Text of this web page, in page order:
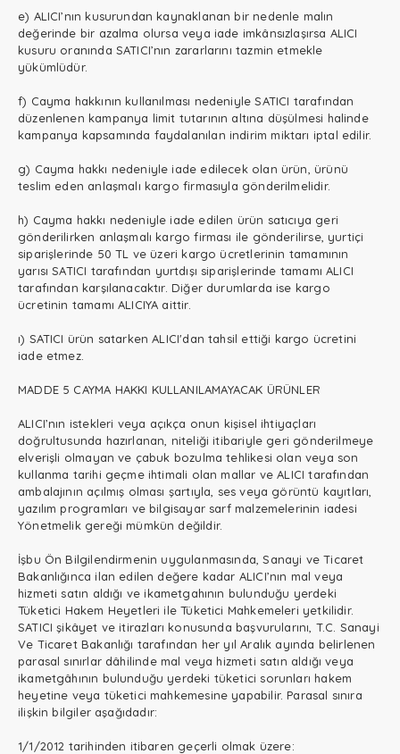
e) ALICI’nın kusurundan kaynaklanan bir nedenle malın
değerinde bir azalma olursa veya iade imkânsızlaşırsa ALICI
kusuru oranında SATICI’nın zararlarını tazmin etmekle
yükümlüdür.
f) Cayma hakkının kullanılması nedeniyle SATICI tarafından
düzenlenen kampanya limit tutarının altına düşülmesi halinde
kampanya kapsamında faydalanılan indirim miktarı iptal edilir.
g) Cayma hakkı nedeniyle iade edilecek olan ürün, ürünü
teslim eden anlaşmalı kargo firmasıyla gönderilmelidir.
h) Cayma hakkı nedeniyle iade edilen ürün satıcıya geri
gönderilirken anlaşmalı kargo firması ile gönderilirse, yurtiçi
siparişlerinde 50 TL ve üzeri kargo ücretlerinin tamamının
yarısı SATICI tarafından yurtdışı siparişlerinde tamamı ALICI
tarafından karşılanacaktır. Diğer durumlarda ise kargo
ücretinin tamamı ALICIYA aittir.
ı) SATICI ürün satarken ALICI'dan tahsil ettiği kargo ücretini
iade etmez.
MADDE 5 CAYMA HAKKI KULLANILAMAYACAK ÜRÜNLER
ALICI’nın istekleri veya açıkça onun kişisel ihtiyaçları
doğrultusunda hazırlanan, niteliği itibariyle geri gönderilmeye
elverişli olmayan ve çabuk bozulma tehlikesi olan veya son
kullanma tarihi geçme ihtimali olan mallar ve ALICI tarafından
ambalajının açılmış olması şartıyla, ses veya görüntü kayıtları,
yazılım programları ve bilgisayar sarf malzemelerinin iadesi
Yönetmelik gereği mümkün değildir.
İşbu Ön Bilgilendirmenin uygulanmasında, Sanayi ve Ticaret
Bakanlığınca ilan edilen değere kadar ALICI’nın mal veya
hizmeti satın aldığı ve ikametgahının bulunduğu yerdeki
Tüketici Hakem Heyetleri ile Tüketici Mahkemeleri yetkilidir.
SATICI şikâyet ve itirazları konusunda başvurularını, T.C. Sanayi
Ve Ticaret Bakanlığı tarafından her yıl Aralık ayında belirlenen
parasal sınırlar dâhilinde mal veya hizmeti satın aldığı veya
ikametgâhının bulunduğu yerdeki tüketici sorunları hakem
heyetine veya tüketici mahkemesine yapabilir. Parasal sınıra
ilişkin bilgiler aşağıdadır:
1/1/2012 tarihinden itibaren geçerli olmak üzere: